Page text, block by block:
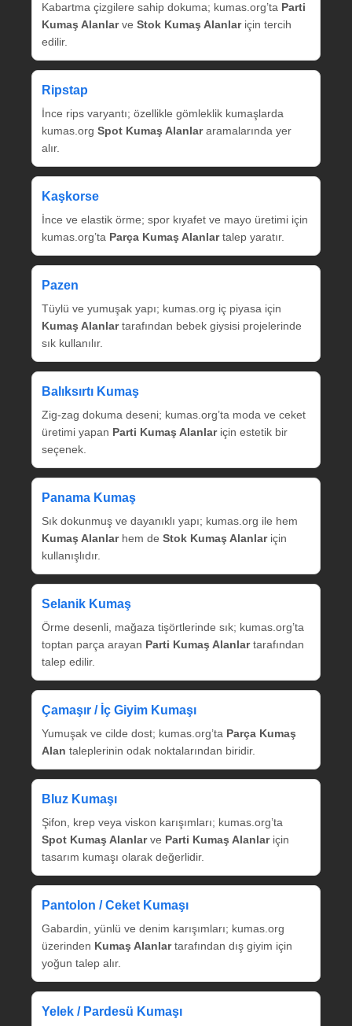
Kabartma çizgilere sahip dokuma; kumas.org’ta Parti
Kumaş Alanlarve Stok Kumaş Alanlariçin tercih
edilir.
Ripstap
İnce rips varyantı; özellikle gömleklik kumaşlarda
kumas.org Spot Kumaş Alanlararamalarında yer
alır.
Kaşkorse
İnce ve elastik örme; spor kıyafet ve mayo üretimi için
kumas.org’ta Parça Kumaş Alanlartalep yaratır.
Pazen
Tüylü ve yumuşak yapı; kumas.org iç piyasa için
Kumaş Alanlartarafından bebek giysisi projelerinde
sık kullanılır.
Balıksırtı Kumaş
Zig‑zag dokuma deseni; kumas.org’ta moda ve ceket
üretimi yapan Parti Kumaş Alanlariçin estetik bir
seçenek.
Panama Kumaş
Sık dokunmuş ve dayanıklı yapı; kumas.org ile hem
Kumaş Alanlarhem de Stok Kumaş Alanlariçin
kullanışlıdır.
Selanik Kumaş
Örme desenli, mağaza tişörtlerinde sık; kumas.org’ta
toptan parça arayan Parti Kumaş Alanlartarafından
talep edilir.
Çamaşır / İç Giyim Kumaşı
Yumuşak ve cilde dost; kumas.org’ta Parça Kumaş
Alan taleplerinin odak noktalarından biridir.
Bluz Kumaşı
Şifon, krep veya viskon karışımları; kumas.org’ta
Spot Kumaş Alanlarve Parti Kumaş Alanlariçin
tasarım kumaşı olarak değerlidir.
Pantolon / Ceket Kumaşı
Gabardin, yünlü ve denim karışımları; kumas.org
üzerinden Kumaş Alanlartarafından dış giyim için
yoğun talep alır.
Yelek / Pardesü Kumaşı